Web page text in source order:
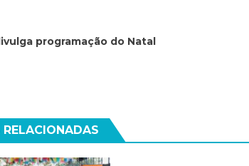
programação do Natal
RELACIONADAS